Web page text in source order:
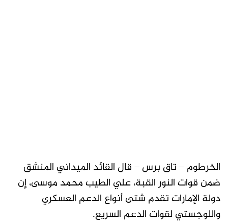
الخرطوم – تاق برس – قال القائد الميداني المنشق
ضمن قوات النور القبة، علي الطيب محمد موسى، إن
دولة الإمارات تقدم شتى أنواع الدعم العسكري
واللوجستي لقوات الدعم السريع.